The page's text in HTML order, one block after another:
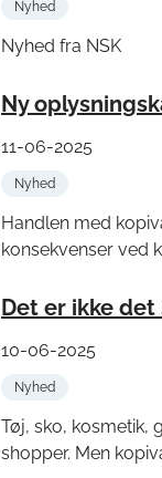
Nyhed
Nyhed fra NSK
Ny
11-06-2025
Nyhed
Handlen med
konsekvenser ved
Det er ikke
10-06-2025
Nyhed
Tøj, sko, kosmetik,
shopper. Men